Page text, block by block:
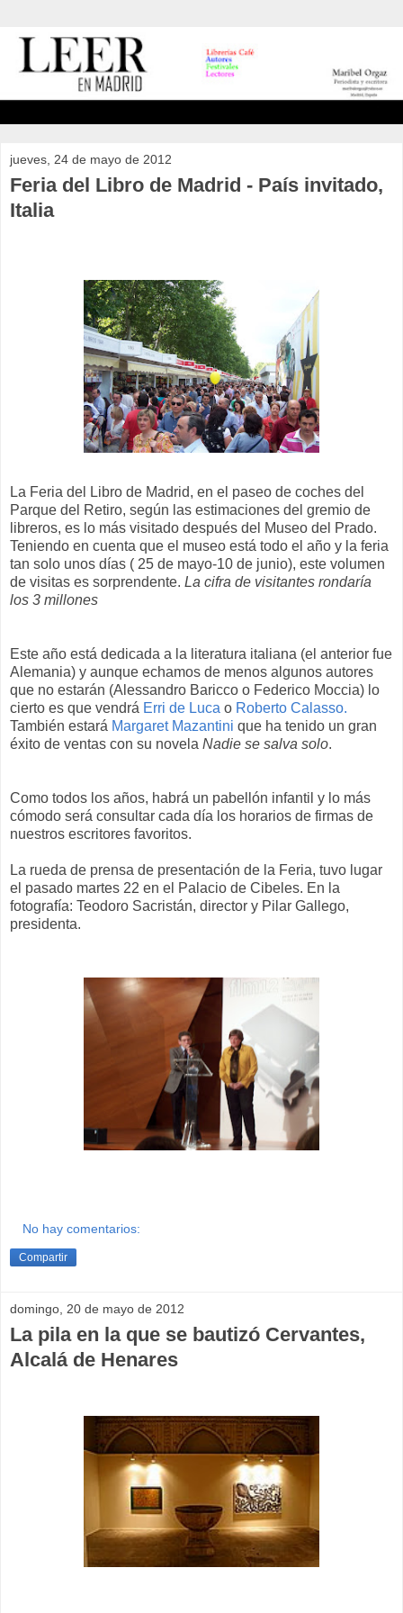
jueves, 24 de mayo de 2012
Feria del Libro de Madrid - País invitado,
Italia
La Feria del Libro de Madrid, en el paseo de coches del
Parque del Retiro, según las estimaciones del gremio de
libreros, es lo más visitado después del Museo del Prado.
Teniendo en cuenta que el museo está todo el año y la feria
tan solo unos días ( 25 de mayo-10 de junio), este volumen
de visitas es sorprendente. La cifra de visitantes rondaría
los 3 millones
Este año está dedicada a la literatura italiana (el anterior fue
Alemania) y aunque echamos de menos algunos autores
que no estarán (Alessandro Baricco o Federico Moccia) lo
cierto es que vendrá Erri de Luca o Roberto Calasso.
También estará Margaret Mazantini que ha tenido un gran
éxito de ventas con su novela Nadie se salva solo.
Como todos los años, habrá un pabellón infantil y lo más
cómodo será consultar cada día los horarios de firmas de
nuestros escritores favoritos.
La rueda de prensa de presentación de la Feria, tuvo lugar
el pasado martes 22 en el Palacio de Cibeles. En la
fotografía: Teodoro Sacristán, director y Pilar Gallego,
presidenta.
No hay comentarios:
Compartir
domingo, 20 de mayo de 2012
La pila en la que se bautizó Cervantes,
Alcalá de Henares